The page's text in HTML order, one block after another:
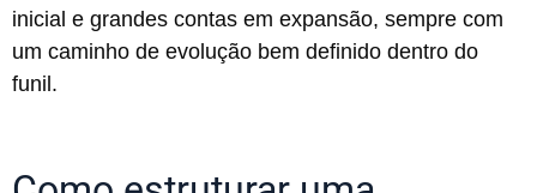
inicial e grandes contas em expansão, sempre com
um caminho de evolução bem definido dentro do
funil.